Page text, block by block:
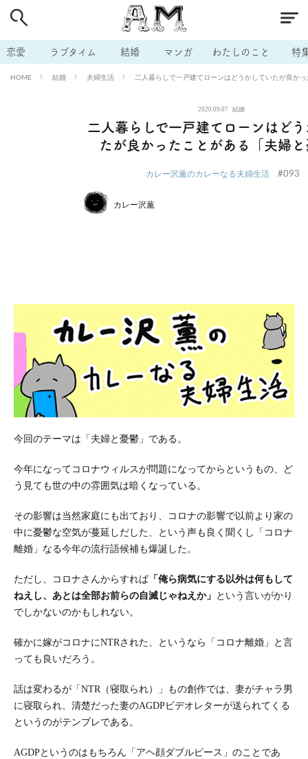
恋愛 ラブタイム 結婚 マンガ わたしのこと 特
HOME 結婚 夫婦生活 二人暮らしで一戸建てローンはどうかしていたが良か
2020.09.07 結婚
二人暮らしで一戸建てローンはど
たが良かったことがある「夫婦
カレー沢薫のカレーなる夫婦生活 #093
カレー沢薫
今回のテーマは「夫婦と憂鬱」である。
今年になってコロナウィルスが問題になってからというもの、ど
う見ても世の中の雰囲気は暗くなっている。
その影響は当然家庭にも出ており、コロナの影響で以前より家の
中に憂鬱な空気が蔓延しだした、という声も良く聞くし「コロナ
離婚」なる今年の流行語候補も爆誕した。
ただし、コロナさんからすれば「俺ら病気にする以外は何もして
ねえし、あとは全部お前らの自滅じゃねえか」 という言いがかり
でしかないのかもしれない。
確かに嫁がコロナにNTRされた、というなら「コロナ離婚」と言
っても良いだろう。
話は変わるが「NTR（寝取られ）」もの創作では、妻がチャラ男
に寝取られ、清楚だった妻のAGDPビデオレターが送られてくる
というのがテンプレである。
AGDPというのはもちろん「アヘ顔ダブルピース」のことであ
# 男の本音 # セフレ # 不倫
# 出会う方法 # マッチングアプリ # ラブグッズ # 体の相